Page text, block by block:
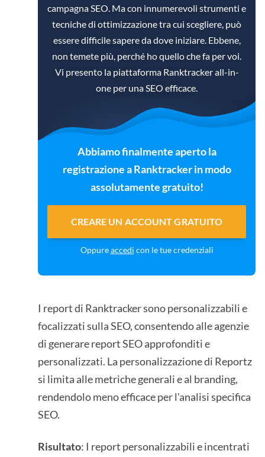
campagna SEO. Ma con innumerevoli strumenti e
tecniche di ottimizzazione tra cui scegliere, può
essere difficile sapere da dove iniziare. Ebbene,
non temete più, perché ho quello che fa per voi.
Vi presento la piattaforma Ranktracker all-in-
one per una SEO efficace.
Abbiamo finalmente aperto la
registrazione a Ranktracker in modo
assolutamente gratuito!
CREARE UN ACCOUNT GRATUITO
Oppureaccedi con le tue credenziali
I report di Ranktracker sono personalizzabili e
focalizzati sulla SEO, consentendo alle agenzie
di generare report SEO approfonditi e
personalizzati. La personalizzazione di Reportz
si limita alle metriche generali e al branding,
rendendolo meno efficace per l'analisi specifica
SEO.
Risultato: I report personalizzabili e incentrati